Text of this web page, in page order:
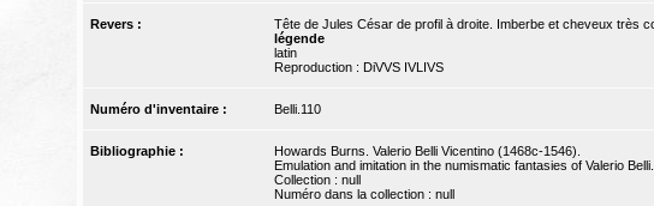
Revers :
Tête de Jules César de profil à droite. Imberbe et cheveux très
légende
latin
Reproduction : DiVVS IVLIVS
Numéro d'inventaire : Belli.110
Bibliographie :
Howards Burns. Valerio Belli Vicentino (1468c-1546).
Emulation and imitation in the numismatic fantasies of Valerio Belli.
Collection : null
Numéro dans la collection : null